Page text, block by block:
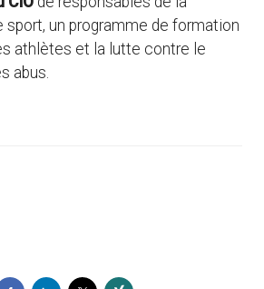
un programme de formation
athlètes et la lutte contre le
abus.